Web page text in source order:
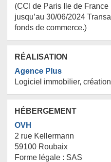
(CCI de Paris Ile de
jusqu’au 30/06/2024
fonds de commerce.)
RÉALISATION
Agence Plus
Logiciel immobilier,
HÉBERGEMENT
OVH
2 rue Kellermann
59100 Roubaix
Forme légale : SAS